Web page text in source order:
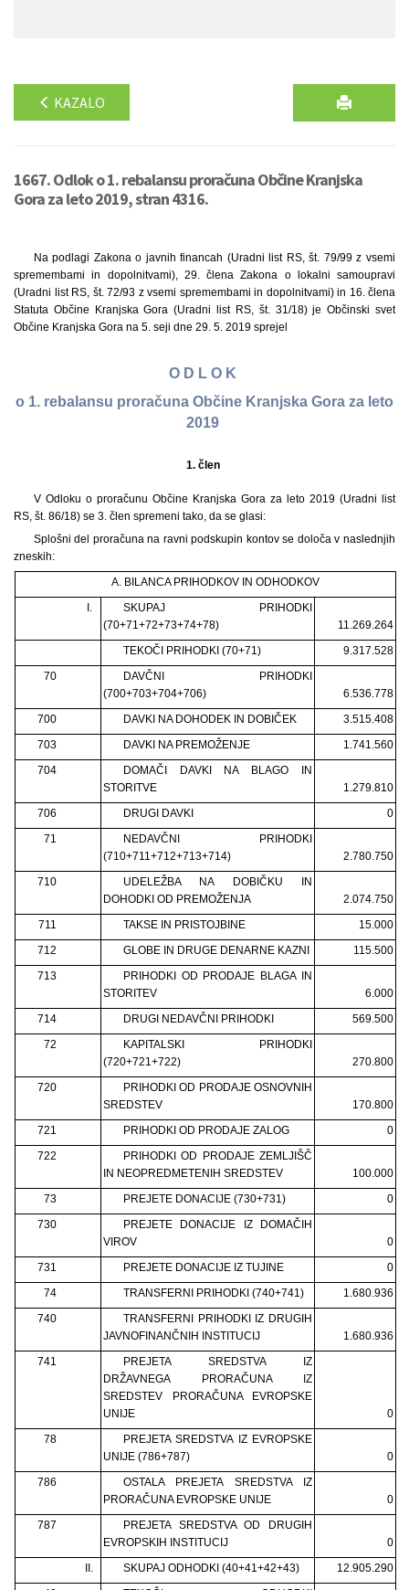
KAZALO
1667. Odlok o 1. rebalansu proračuna Občine Kranjska
Gora za leto 2019, stran 4316.
Na podlagi Zakona o javnih financah (Uradni list RS, št. 79/99 z vsemi
spremembami in dopolnitvami), 29. člena Zakona o lokalni samoupravi
(Uradni list RS, št. 72/93 z vsemi spremembami in dopolnitvami) in 16. člena
Statuta Občine Kranjska Gora (Uradni list RS, št. 31/18) je Občinski svet
Občine Kranjska Gora na 5. seji dne 29. 5. 2019 sprejel
O D L O K
o 1. rebalansu proračuna Občine Kranjska Gora za leto
2019
1. člen
V Odloku o proračunu Občine Kranjska Gora za leto 2019 (Uradni list
RS, št. 86/18) se 3. člen spremeni tako, da se glasi:
Splošni del proračuna na ravni podskupin kontov se določa v naslednjih
zneskih:
A. BILANCA PRIHODKOV IN ODHODKOV
I.
SKUPAJ PRIHODKI
(70+71+72+73+74+78)
11.269.264
TEKOČI PRIHODKI (70+71)
9.317.528
70
DAVČNI PRIHODKI
(700+703+704+706)
6.536.778
700
DAVKI NA DOHODEK IN DOBIČEK
3.515.408
703
DAVKI NA PREMOŽENJE
1.741.560
704
DOMAČI DAVKI NA BLAGO IN
STORITVE
1.279.810
706
DRUGI DAVKI
0
71
NEDAVČNI PRIHODKI
(710+711+712+713+714)
2.780.750
710
UDELEŽBA NA DOBIČKU IN
DOHODKI OD PREMOŽENJA
2.074.750
711
TAKSE IN PRISTOJBINE
15.000
712
GLOBE IN DRUGE DENARNE KAZNI
115.500
713
PRIHODKI OD PRODAJE BLAGA IN
STORITEV
6.000
714
DRUGI NEDAVČNI PRIHODKI
569.500
72
KAPITALSKI PRIHODKI
(720+721+722)
270.800
720
PRIHODKI OD PRODAJE OSNOVNIH
SREDSTEV
170.800
721
PRIHODKI OD PRODAJE ZALOG
0
722
PRIHODKI OD PRODAJE ZEMLJIŠČ
IN NEOPREDMETENIH SREDSTEV
100.000
73
PREJETE DONACIJE (730+731)
0
730
PREJETE DONACIJE IZ DOMAČIH
VIROV
0
731
PREJETE DONACIJE IZ TUJINE
0
74
TRANSFERNI PRIHODKI (740+741)
1.680.936
740
TRANSFERNI PRIHODKI IZ DRUGIH
JAVNOFINANČNIH INSTITUCIJ
1.680.936
741
PREJETA SREDSTVA IZ
DRŽAVNEGA PRORAČUNA IZ
SREDSTEV PRORAČUNA EVROPSKE
UNIJE
0
78
PREJETA SREDSTVA IZ EVROPSKE
UNIJE (786+787)
0
786
OSTALA PREJETA SREDSTVA IZ
PRORAČUNA EVROPSKE UNIJE
0
787
PREJETA SREDSTVA OD DRUGIH
EVROPSKIH INSTITUCIJ
0
II.
SKUPAJ ODHODKI (40+41+42+43)
12.905.290